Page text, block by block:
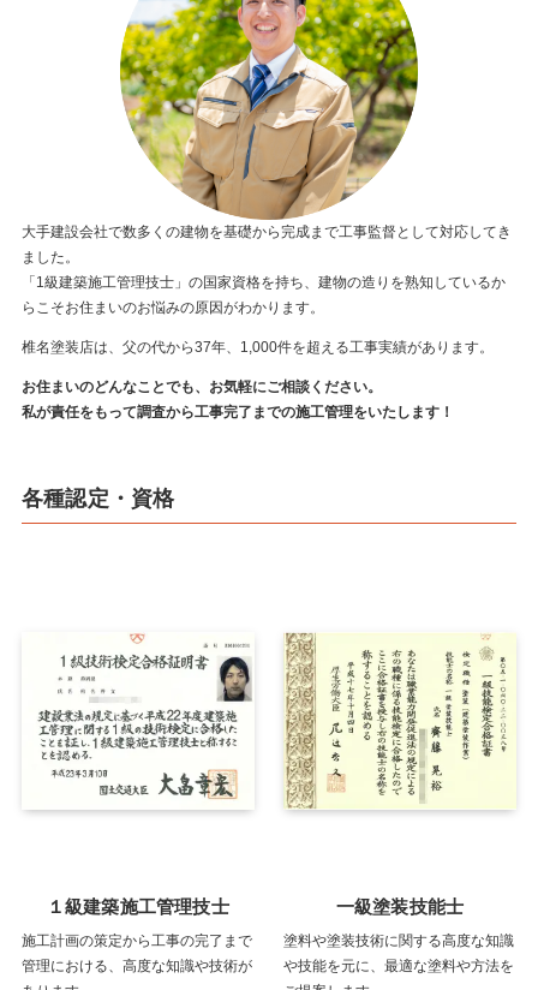
大手建設会社で数多くの建物を基礎から完成まで工事監督として対応してき
ました。
「1級建築施工管理技士」の国家資格を持ち、建物の造りを熟知しているか
らこそお住まいのお悩みの原因がわかります。
椎名塗装店は、父の代から37年、1,000件を超える工事実績があります。
お住まいのどんなことでも、お気軽にご相談ください。
私が責任をもって調査から工事完了までの施工管理をいたします！
各種認定・資格
１級建築施工管理技士
施工計画の策定から工事の完了まで
管理における、高度な知識や技術が
一級塗装技能士
塗料や塗装技術に関する高度な知識
や技能を元に、最適な塗料や方法を